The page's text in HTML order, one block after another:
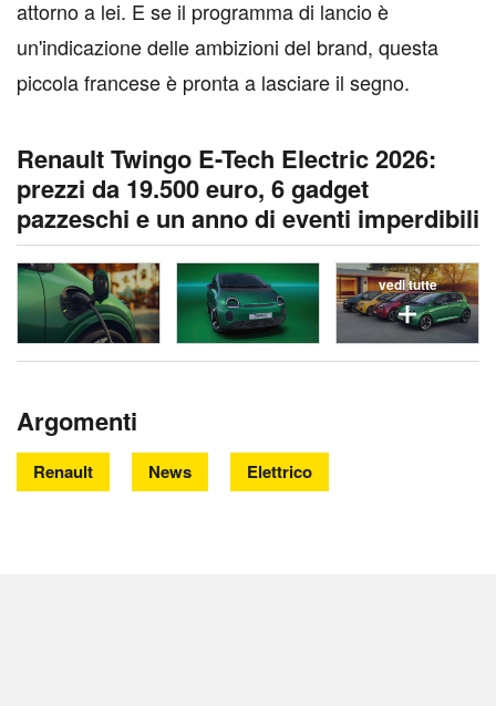
attorno a lei. E se il programma di lancio è
un'indicazione delle ambizioni del brand, questa
piccola francese è pronta a lasciare il segno.
Renault Twingo E-Tech Electric 2026:
prezzi da 19.500 euro, 6 gadget
pazzeschi e un anno di eventi imperdibili
vedi tutte
Argomenti
Renault News Elettrico